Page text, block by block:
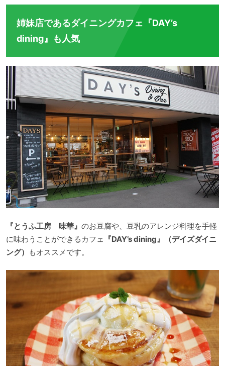
姉妹店であるダイニングカフェ『DAY’s
dining』も人気
『とうふ工房 味華』 のお豆腐や、豆乳のアレンジ料理を手軽
に味わうことができるカフェ
『DAY’s dining』（デイズダイニ
ング）
もオススメです。